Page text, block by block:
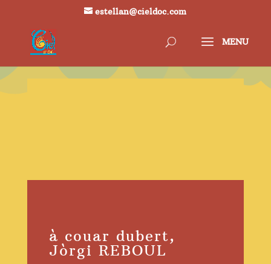
estellan@cieldoc.com
à couar dubert,
Jòrgi REBOUL